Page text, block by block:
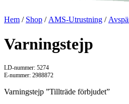
Hem / Shop / AMS-Utrustning /
Varningstejp
LD-nummer: 5274
E-nummer: 2988872
Varningstejp ”Tillträde förbjudet”